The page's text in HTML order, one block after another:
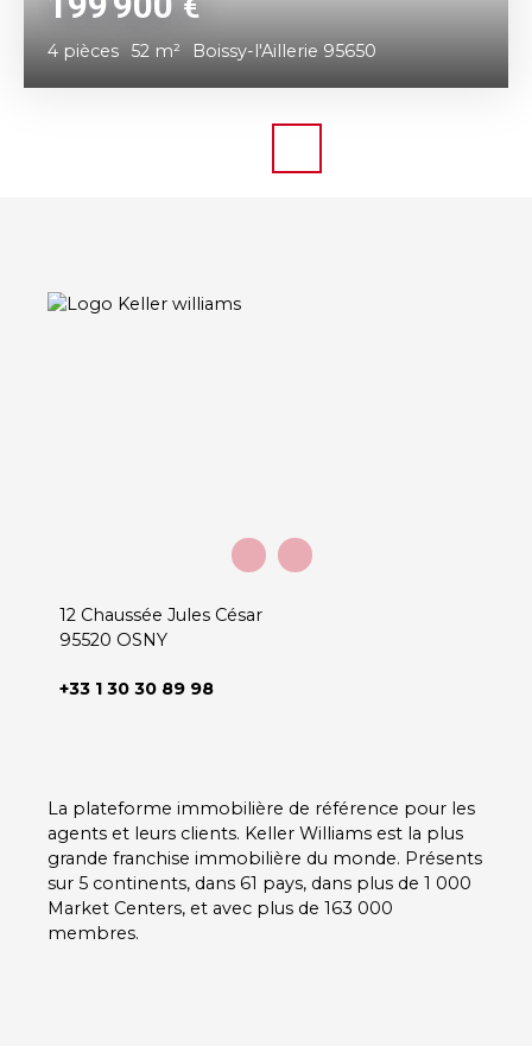
4 pièces 52 m² Boissy-l'Aillerie 95650
12 Chaussée Jules César
95520 OSNY
+33 1 30 30 89 98
La plateforme immobilière de référence pour les
agents et leurs clients. Keller Williams est la plus
grande franchise immobilière du monde. Présents
sur 5 continents, dans 61 pays, dans plus de 1 000
Market Centers, et avec plus de 163 000
membres.